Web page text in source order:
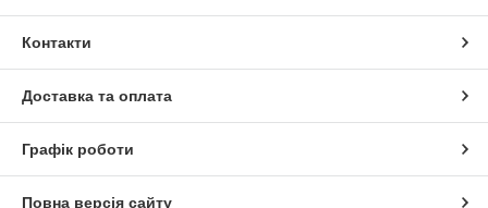
Контакти
Доставка та оплата
Графік роботи
Повна версія сайту